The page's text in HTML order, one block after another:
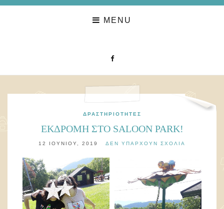
MENU
ΔΡΑΣΤΗΡΙΌΤΗΤΕΣ
ΕΚΔΡΟΜΗ ΣΤΟ SALOON PARK!
12 ΙΟΥΝΊΟΥ, 2019 ΔΕΝ ΥΠΆΡΧΟΥΝ ΣΧΌΛΙΑ